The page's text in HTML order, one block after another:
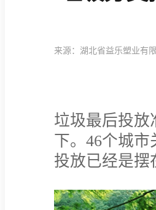
来源：湖北省益乐塑业有
垃圾最后投放
下。46个城
投放已经是摆